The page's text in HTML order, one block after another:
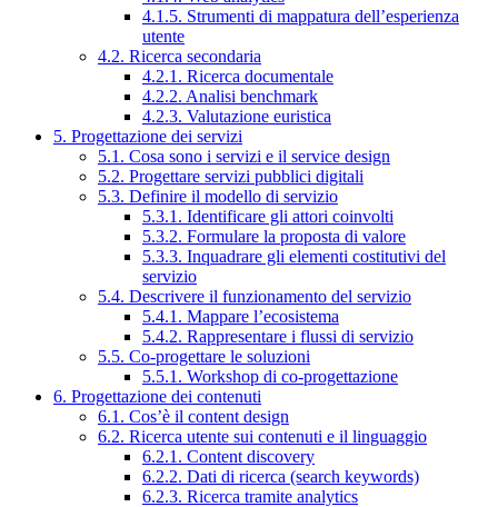
4.1.5. Strumenti di mappatura dell’esperienza
utente
4.2. Ricerca secondaria
4.2.1. Ricerca documentale
4.2.2. Analisi benchmark
4.2.3. Valutazione euristica
5. Progettazione dei servizi
5.1. Cosa sono i servizi e il service design
5.2. Progettare servizi pubblici digitali
5.3. Definire il modello di servizio
5.3.1. Identificare gli attori coinvolti
5.3.2. Formulare la proposta di valore
5.3.3. Inquadrare gli elementi costitutivi del
servizio
5.4. Descrivere il funzionamento del servizio
5.4.1. Mappare l’ecosistema
5.4.2. Rappresentare i flussi di servizio
5.5. Co-progettare le soluzioni
5.5.1. Workshop di co-progettazione
6. Progettazione dei contenuti
6.1. Cos’è il content design
6.2. Ricerca utente sui contenuti e il linguaggio
6.2.1. Content discovery
6.2.2. Dati di ricerca (search keywords)
6.2.3. Ricerca tramite analytics